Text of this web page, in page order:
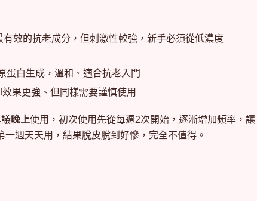
效的抗老成分，但刺激性較強，新手必須從低濃度
蛋白生成，溫和、適合抗老入門
果更強、但同樣需要謹慎使用
晚上使用，初次使用先從每週2次開始，逐漸增加頻率，讓
週天天用，結果脫皮脫到好慘，完全不值得。